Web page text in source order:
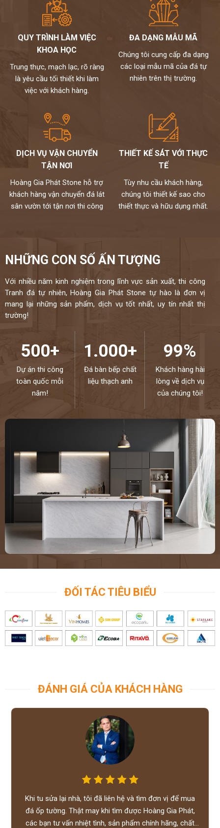
QUY TRÌNH LÀM VIỆC
KHOA HỌC
Trung thực, mạch lạc, rõ ràng
là yêu cầu tối thiết khi làm
việc với khách hàng.
ĐA DẠNG MẪU MÃ
Chúng tôi cung cấp đa dạng
các loại mẫu mã của đá tự
nhiên trên thị trường.
DỊCH VỤ VẬN CHUYỂN
TẬN NƠI
Hoàng Gia Phát Stone hỗ trợ
khách hàng vận chuyển đá lát
sân vườn tới tận nơi thi công
THIẾT KẾ SÁT VỚI THỰC
TẾ
Tùy nhu cầu khách hàng,
chúng tôi thiết kế sao cho
thiết thực và hữu dụng nhất.
NHỮNG CON SỐ ẤN TƯỢNG
Với nhiều năm kinh nghiệm trong lĩnh vực sản xuất, thi công
Tranh đá tự nhiên, Hoàng Gia Phát Stone tự hào là đơn vị
mang lại những sản phẩm, dịch vụ tốt nhất, uy tín nhất thị
trường!
500+
Dự án thi công
toàn quốc mỗi
năm!
1.000+
Đá bàn bếp chất
liệu thạch anh
99%
Khách hàng hài
lòng về dịch vụ
của chúng tôi!
ĐỐI TÁC TIÊU BIỂU
ĐÁNH GIÁ CỦA KHÁCH HÀNG
Khi tu sửa lại nhà, tôi đã liên hệ và tìm đơn vị để mua
đá ốp tường. Thật may khi tìm được Hoàng Gia Phát,
các bạn tư vấn nhiệt tình, sản phẩm chính hãng, chất